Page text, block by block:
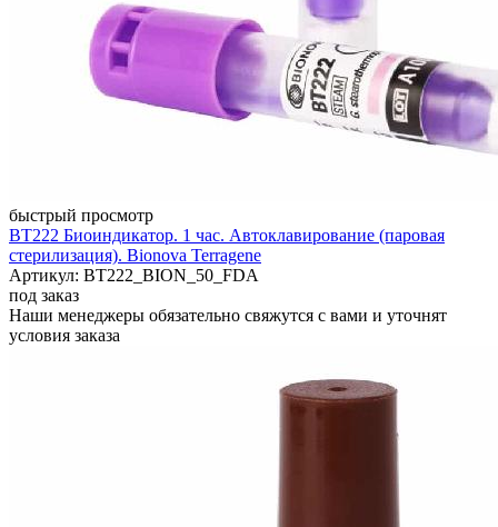
быстрый просмотр
BT222 Биоиндикатор. 1 час. Автоклавирование (паровая
стерилизация). Bionova Terragene
Артикул: BT222_BION_50_FDA
под заказ
Наши менеджеры обязательно свяжутся с вами и уточнят
условия заказа